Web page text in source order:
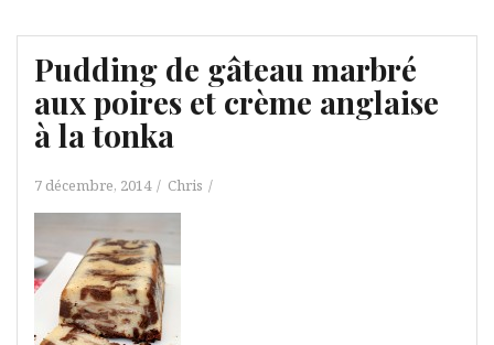
Pudding de gâteau marbré
aux poires et crème anglaise
à la tonka
7 décembre, 2014 Chris